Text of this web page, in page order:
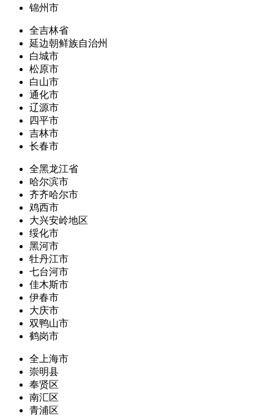
锦州市
全吉林省
延边朝鲜族自治州
白城市
松原市
白山市
通化市
辽源市
四平市
吉林市
长春市
全黑龙江省
哈尔滨市
齐齐哈尔市
鸡西市
大兴安岭地区
绥化市
黑河市
牡丹江市
七台河市
佳木斯市
伊春市
大庆市
双鸭山市
鹤岗市
全上海市
崇明县
奉贤区
南汇区
青浦区